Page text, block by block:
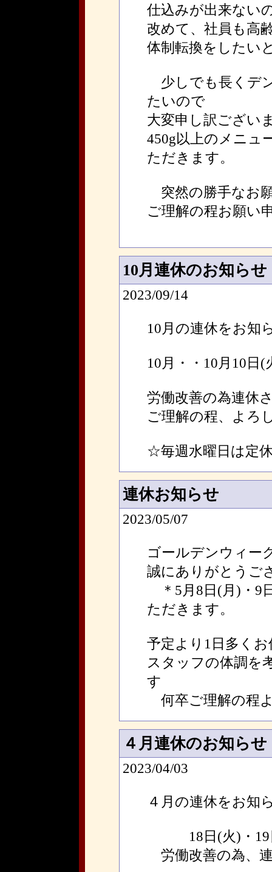
仕込みが出来ない
改めて、社員も高
体制転換をしたい
少しでも長くデ
たいので
大変申し訳ござい
450g以上のメニュ
ただきます。
突然の勝手なお
ご理解の程お願い
10月連休のお知らせ
2023/09/14
10月の連休をお知
10月・・10月10日(
労働改善の為連休
ご理解の程、よろ
☆毎週水曜日は定
連休お知らせ
2023/05/07
ゴールデンウィー
誠にありがとうご
＊5月8日(月)・9
ただきます。
予定より1日多く
スタッフの体調を
す
何卒ご理解の程
４月連休のお知らせ
2023/04/03
４月の連休をお知
18日(火)・19
労働改善の為、